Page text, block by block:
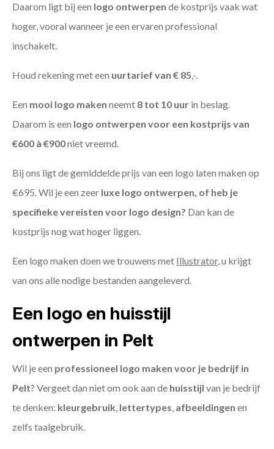
Daarom ligt bij een logo ontwerpen de kostprijs vaak wat
hoger, vooral wanneer je een ervaren professional
inschakelt.
Houd rekening met een uurtarief van € 85,-.
Een mooi logo maken neemt 8 tot 10 uur in beslag.
Daarom is een logo ontwerpen voor een kostprijs van
€600 à €900niet vreemd.
Bij ons ligt de gemiddelde prijs van een logo laten maken op
€695. Wil je een zeer luxe logo ontwerpen, of heb je
specifieke vereisten voor logo design? Dan kan de
kostprijs nog wat hoger liggen.
Een logo maken doen we trouwens met Illustrator, u krijgt
van ons alle nodige bestanden aangeleverd.
Een logo en huisstijl
ontwerpen in Pelt
Wil je een professioneel logo maken voor je bedrijf in
Pelt? Vergeet dan niet om ook aan de huisstijl van je bedrijf
te denken: kleurgebruik, lettertypes, afbeeldingen en
zelfs taalgebruik.